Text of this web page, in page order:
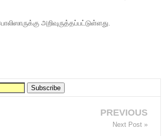
அறிவுருத்தப்பட்டுள்ளது.
PREVIOUS
Next Post »